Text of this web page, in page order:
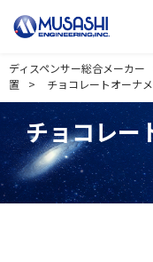
ディスペンサー総合メーカー
置
チョコレートオーナ
チョコレー